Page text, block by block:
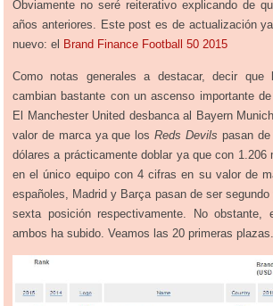
Obviamente no seré reiterativo explicando de
años anteriores. Este post es de actualización
nuevo: el Brand Finance Football 50 2015
Como notas generales a destacar, decir que
cambian bastante con un ascenso importante
El Manchester United desbanca al Bayern
valor de marca ya que los Reds Devils pasan
dólares a prácticamente doblar ya que con 1.206
en el único equipo con 4 cifras en su valor de
españoles, Madrid y Barça pasan de ser
sexta posición respectivamente. No
ambos ha subido. Veamos las 20 primeras plazas.